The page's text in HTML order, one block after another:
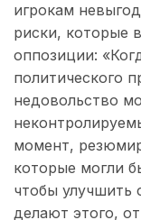
игрокам
риски, которые
оппозиции:
политического
недовольство
момент,
которые могли
чтобы улучшить
делают этого,